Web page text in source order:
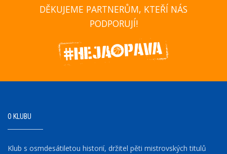
DĚKUJEME PARTNERŮM, KTEŘÍ NÁS
PODPORUJÍ!
O KLUBU
Klub s osmdesátiletou historií, držitel pěti mistrovských titulů